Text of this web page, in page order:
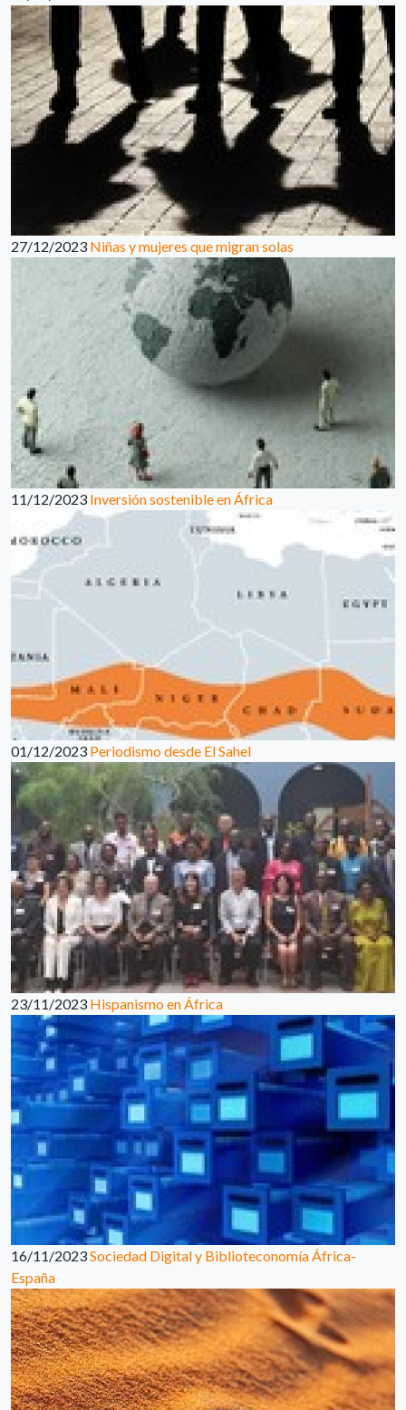
27/12/2023 Niñas y mujeres que migran solas
11/12/2023 Inversión sostenible en África
01/12/2023 Periodismo desde El Sahel
23/11/2023 Hispanismo en África
16/11/2023Sociedad Digital y Biblioteconomía África-
España